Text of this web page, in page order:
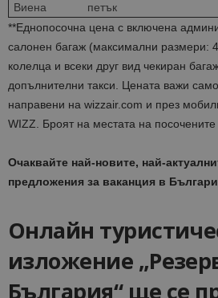
Виена
петък
**Еднопосочна цена с включена
салонен багаж (максимални размери:
колелца и всеки друг вид чекиран
допълнителни такси. Цената важи
направени на wizzair.com и през
WIZZ. Броят на местата на
Очаквайте най-новите, най-
предложения за ваканция в
Онлайн
изложение
България“ ще се